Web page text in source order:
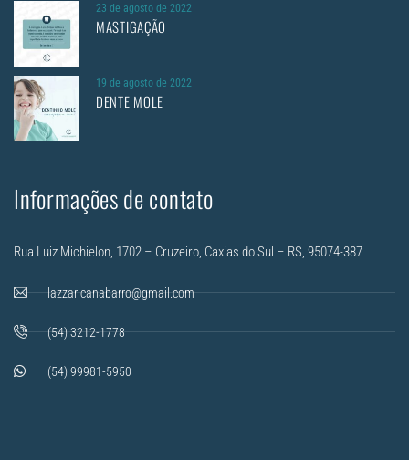
23 de agosto de 2022
MASTIGAÇÃO
19 de agosto de 2022
DENTE MOLE
Informações de contato
Rua Luiz Michielon, 1702 – Cruzeiro, Caxias do Sul – RS, 95074-387
lazzaricanabarro@gmail.com
(54) 3212-1778
(54) 99981-5950